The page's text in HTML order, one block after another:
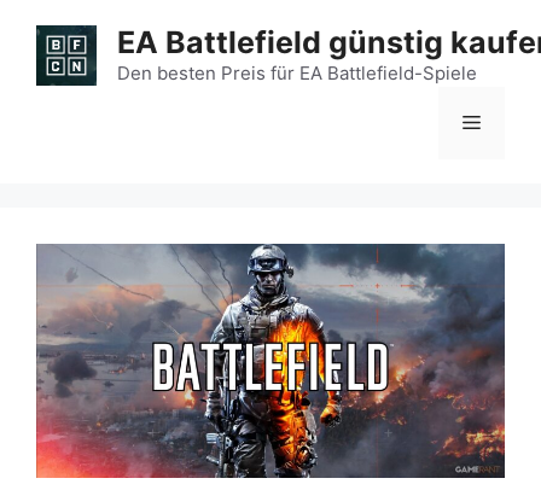
Inhalt
springen
EA Battlefield günstig
Den besten Preis für EA Battlefield-Spiele
Menü